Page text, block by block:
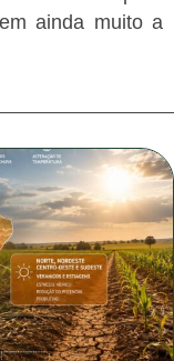
ainda muito a